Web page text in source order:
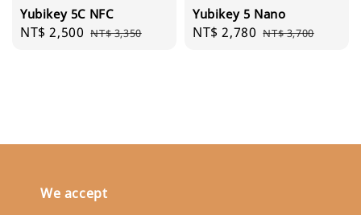
Yubikey 5C NFC
Sale
NT$ 2,500 Regular
NT$ 3,350
Yubikey 5 Nano
Sale
NT$ 2,780 Regular
NT$ 3,700
We accept